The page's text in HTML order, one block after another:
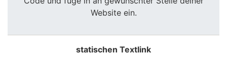
Website ein.
statischen Textlink